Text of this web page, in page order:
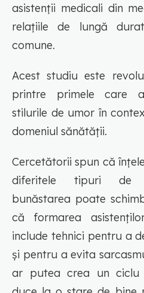
asistenții medicali din
relațiile de lungă
comune.
Acest studiu este
printre primele care
stilurile de umor în
domeniul sănătății.
Cercetătorii spun că
diferitele tipuri de
bunăstarea poate
că formarea
include tehnici pentru a
și pentru a evita
ar putea crea un ciclu